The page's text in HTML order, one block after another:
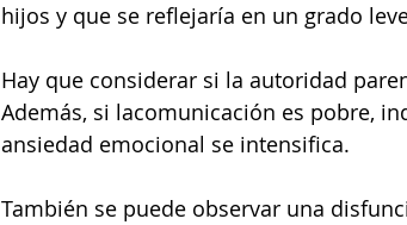
hijos y que se reflejaría en un grado
Hay que considerar si la autoridad
Además, si lacomunicación es pobre,
ansiedad emocional se intensifica.
También se puede observar una